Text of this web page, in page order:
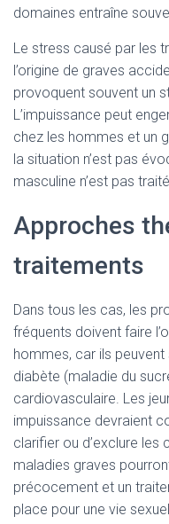
domaines entraîne
Le stress causé par les
l’origine de graves
provoquent souvent un
L’impuissance peut
chez les hommes et un
la situation n’est pas
masculine n’est pas
Approches
traitements
Dans tous les cas, les
fréquents doivent faire
hommes, car ils peuvent
diabète (maladie du
cardiovasculaire. Les
impuissance devraient
clarifier ou d’exclure les
maladies graves
précocement et un
place pour une vie